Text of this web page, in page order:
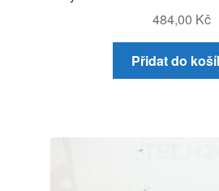
484,00 Kč
Přidat do